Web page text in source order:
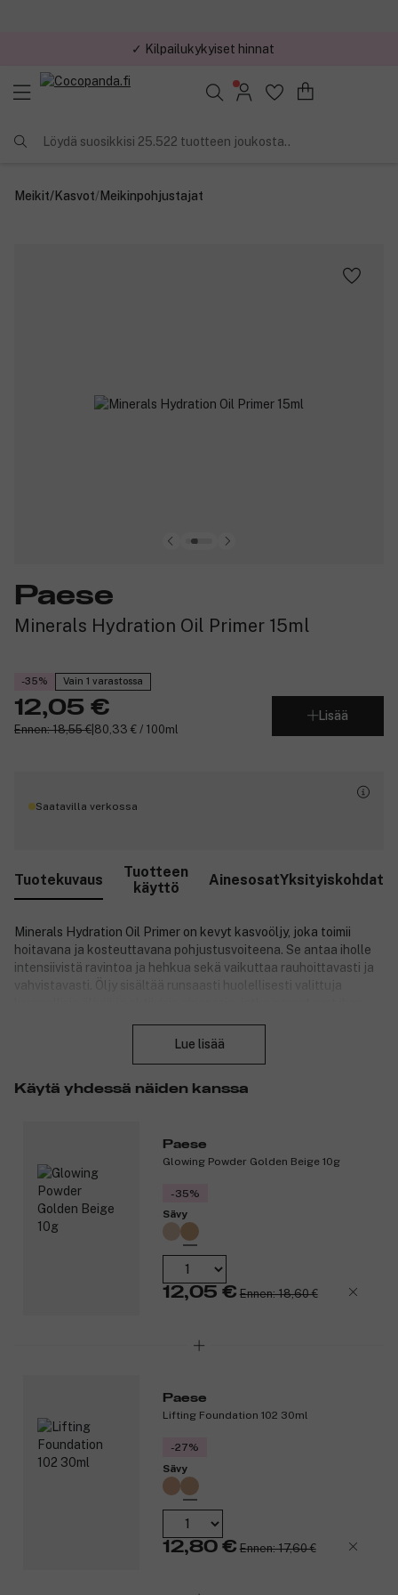
✓ Kilpailukykyiset hinnat
Löydä suosikkisi 25.522 tuotteen joukosta..
Meikit/Kasvot/Meikinpohjustajat
Paese
Minerals Hydration Oil Primer 15ml
-35% Vain 1 varastossa
12,05 €
Ennen: 18,55 € 80,33 € / 100ml
Lisää
Saatavilla verkossa
Tuotekuvaus
Tuotteen
käyttö
AinesosatYksityiskohdat
Minerals Hydration Oil Primer on kevyt kasvoöljy, joka toimii
hoitavana ja kosteuttavana pohjustusvoiteena. Se antaa iholle
intensiivistä ravintoa ja hehkua sekä vaikuttaa rauhoittavasti ja
vahvistavasti. Öljy sisältää runsaasti huolellisesti valittuja
imeytyy nopeasti, ei tuki ihohuokosia ja jättää ihon joustavaksi ja
päivittäisenä öljyseerumina ihonhoitorutiinissa.
Lue lisää
Käytä yhdessä näiden kanssa
Paese
Glowing Powder Golden Beige 10g
-35%
Sävy
12,05 € Ennen: 18,60 €
Paese
Lifting Foundation 102 30ml
-27%
Sävy
12,80 € Ennen: 17,60 €